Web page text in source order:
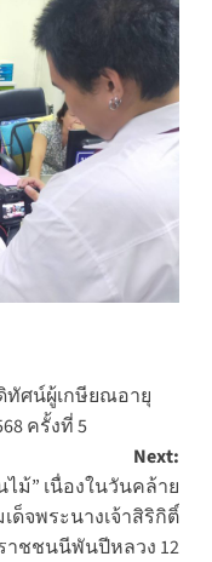
ทัศน์ผู้เกษียณอายุ
ครั้งที่ 5
Next:
ม้” เนื่องในวันคล้าย
จพระนางเจ้าสิริกิติ์
ชชนนีพันปีหลวง 12